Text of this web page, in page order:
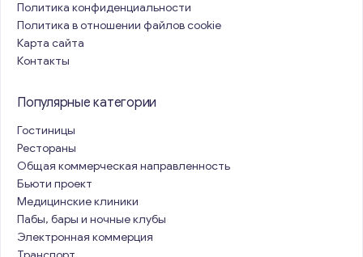
Политика конфиденциальности
Политика в отношении файлов cookie
Карта сайта
Контакты
Популярные категории
Гостиницы
Рестораны
Общая коммерческая направленность
Бьюти проект
Медицинские клиники
Пабы, бары и ночные клубы
Электронная коммерция